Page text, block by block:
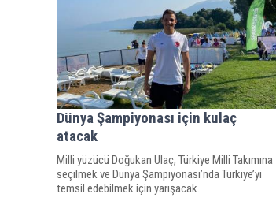
Dünya Şampiyonası için kulaç
atacak
Milli yüzücü Doğukan Ulaç, Türkiye Milli Takımına
seçilmek ve Dünya Şampiyonası’nda Türkiye’yi
temsil edebilmek için yarışacak.